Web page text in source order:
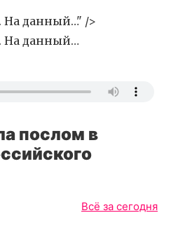
. На данный…" />
. На данный…
послом в
Всё за сегодня